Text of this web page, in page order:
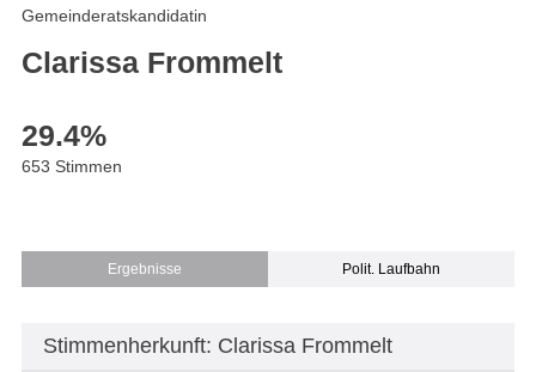
Gemeinderatskandidatin
Clarissa Frommelt
29.4%
653 Stimmen
Ergebnisse Polit. Laufbahn
Stimmenherkunft: Clarissa Frommelt